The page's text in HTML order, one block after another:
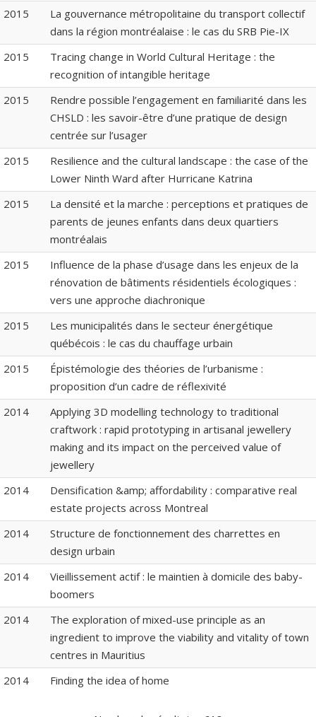
2015
La gouvernance métropolitaine du transport collectif
dans la région montréalaise : le cas du SRB Pie-IX
2015
Tracing change in World Cultural Heritage : the
recognition of intangible heritage
2015
Rendre possible l’engagement en familiarité dans les
CHSLD : les savoir-être d’une pratique de design
centrée sur l’usager
2015
Resilience and the cultural landscape : the case of the
Lower Ninth Ward after Hurricane Katrina
2015
La densité et la marche : perceptions et pratiques de
parents de jeunes enfants dans deux quartiers
montréalais
2015
Influence de la phase d’usage dans les enjeux de la
rénovation de bâtiments résidentiels écologiques :
vers une approche diachronique
2015
Les municipalités dans le secteur énergétique
québécois : le cas du chauffage urbain
2015
Épistémologie des théories de l’urbanisme :
proposition d’un cadre de réflexivité
2014
Applying 3D modelling technology to traditional
craftwork : rapid prototyping in artisanal jewellery
making and its impact on the perceived value of
jewellery
2014
Densification &amp; affordability : comparative real
estate projects across Montreal
2014
Structure de fonctionnement des charrettes en
design urbain
2014
Vieillissement actif : le maintien à domicile des baby-
boomers
2014
The exploration of mixed-use principle as an
ingredient to improve the viability and vitality of town
centres in Mauritius
2014
Finding the idea of home